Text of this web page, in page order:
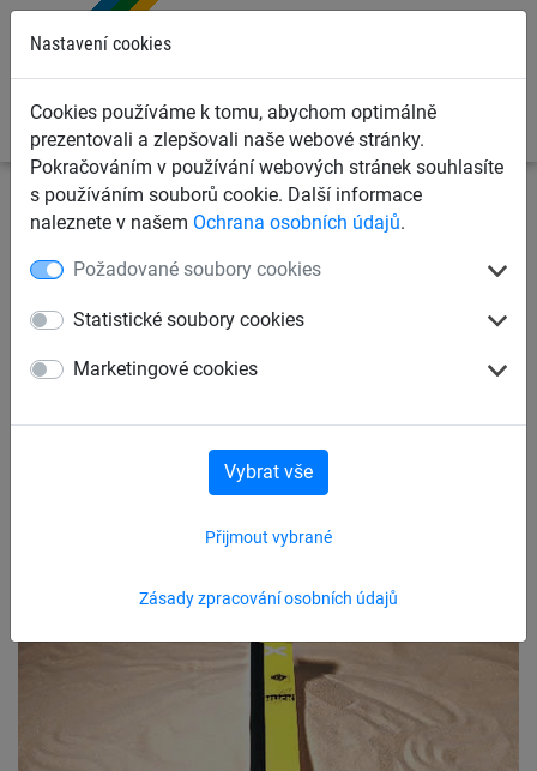
Nastavení cookies
Cookies používáme k tomu, abychom optimálně
prezentovali a zlepšovali naše webové stránky.
Pokračováním v používání webových stránek souhlasíte
s používáním souborů cookie. Další informace
naleznete v našem Ochrana osobních údajů.
Požadované soubory cookies
Statistické soubory cookies
Marketingové cookies
Zásady zpracování osobních údajů
Přijmout vybrané
Vybrat vše
Sportovní sítě Sítě na volejbal
Volejbalové sítě pro
Beach-volejbalové antény,
dvoudílné